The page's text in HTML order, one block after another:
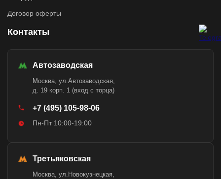
Договор оферты
Контакты
Автозаводская
Москва, ул.Автозаводская,
д. 19 корп. 1 (вход с торца)
+7 (495) 105-98-06
Пн-Пт 10:00-19:00
Третьяковская
Москва, ул.Новокузнецкая,